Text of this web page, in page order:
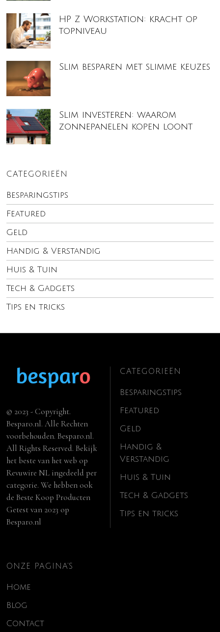
HP Z Workstation: kracht op
topniveau
Slim besparen met slimme keuzes
Slim investeren: waarom
zonnepanelen kopen loont
CATEGORIEËN
Besparingstips
Featured
Geld
Handig & Verstandig
Huis & Tuin
Tech & Gadgets
Tips en tricks
© 2023 - Copyright.
Besparo.nl. Alle Rechten
voorbehouden. Besparo.nl.
All Rights Reserved. Bekijk
het beste van het web op
Revuwire NL ingedeeld per
categorie. We hebben ook
deBeste Koop Producten
Getest van 2023 op
Besparo.nl
CATEGORIEËN
Besparingstips
Featured
Geld
Handig &
Verstandig
Huis & Tuin
Tech & Gadgets
Tips en tricks
ONZE PAGINA’S
Home
Blog
Contact